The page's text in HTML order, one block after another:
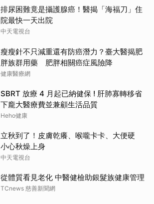
排尿困難竟是攝護腺癌！醫揭「海福刀」住
院最快一天出院
中天電視台
瘦瘦針不只減重還有防癌潛力？臺大醫揭肥
胖族群用藥 肥胖相關癌症風險降
健康醫療網
SBRT 放療 4 月起已納健保 ! 肝肺寡轉移省
下龐大醫療費並兼顧生活品質
Heho健康
立秋到了！皮膚乾癢、喉嚨卡卡、大便硬
小心秋燥上身
中天電視台
從體質看見老化 中醫健檢助銀髮族健康管理
TCnews 慈善新聞網